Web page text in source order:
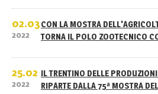
02.03
2022
CON LA MOSTRA
TORNA IL POLO ZOOTECNICO
25.02
2022
IL TRENTINO DELLE
RIPARTE DALLA 75ª MOSTRA